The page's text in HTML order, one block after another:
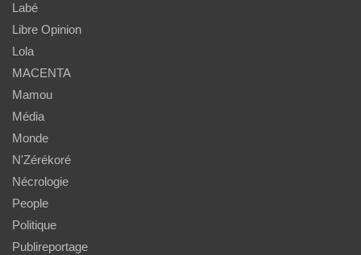
Labé
Libre Opinion
Lola
MACENTA
Mamou
Média
Monde
N'Zérékoré
Nécrologie
People
Politique
Publireportage